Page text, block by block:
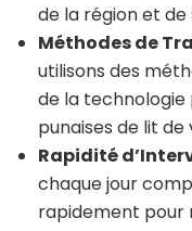
de la région et de
Méthodes de
utilisons des
de la
punaises de lit
Rapidité
chaque jour
rapidement pour